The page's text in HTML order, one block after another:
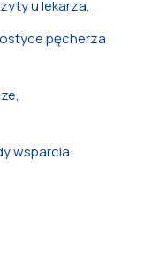
u lekarza,
pęcherza
wsparcia